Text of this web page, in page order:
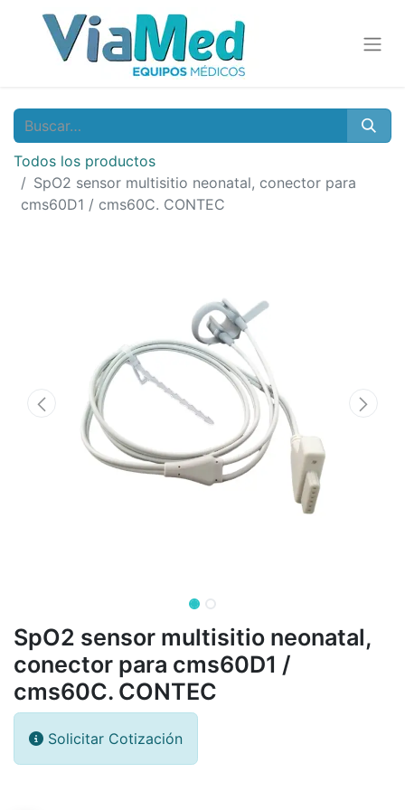
Todos los productos
SpO2 sensor multisitio neonatal, conector para
cms60D1 / cms60C. CONTEC
SpO2 sensor multisitio neonatal,
conector para cms60D1 /
cms60C. CONTEC
Solicitar Cotización